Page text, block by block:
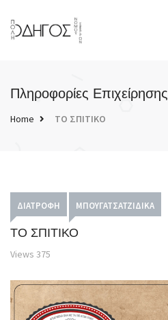
Πληροφορίες Επιχείρησης
Home ΤΟ ΣΠΙΤΙΚΟ
ΔΙΑΤΡΟΦΉ ΜΠΟΥΓΑΤΣΑΤΖΊΔΙΚΑ
ΤΟ ΣΠΙΤΙΚΟ
Views 375